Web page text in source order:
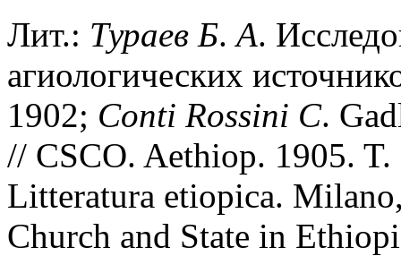
Лит.: Тураев Б.А.
агиологических
1902; Conti Rossini C.
// CSCO. Aethiop. 1905.
Litteratura etiopica.
Church and State in